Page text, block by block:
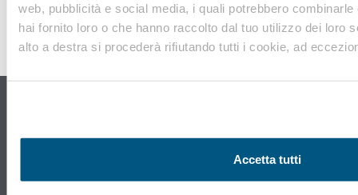
web, pubblicità e social media, i quali potrebbero
hai fornito loro o che hanno raccolto dal tuo utilizzo dei loro
alto a destra si procederà rifiutando tutti i cookie, ad
Accetta tutti
Osservatorio sicurezza sul
e ambiente di Vega Engineering